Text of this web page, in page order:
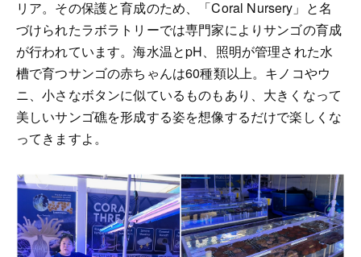
リア。その保護と育成のため、「Coral Nursery」と名
づけられたラボラトリーでは専門家によりサンゴの育成
が行われています。海水温とpH、照明が管理された水
槽で育つサンゴの赤ちゃんは60種類以上。キノコやウ
ニ、小さなボタンに似ているものもあり、大きくなって
美しいサンゴ礁を形成する姿を想像するだけで楽しくな
ってきますよ。